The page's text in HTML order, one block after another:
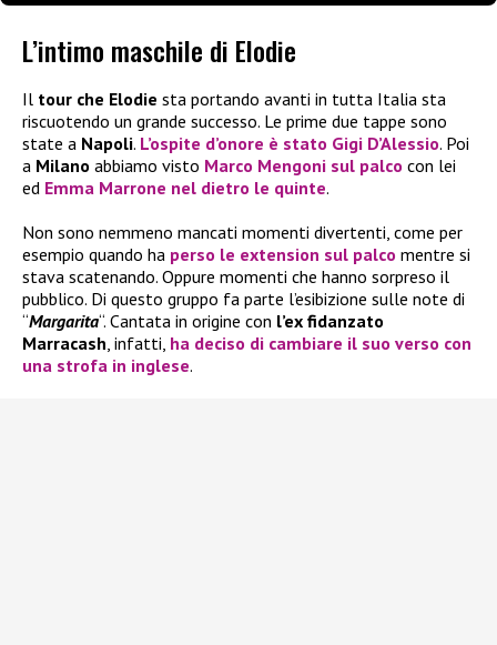
L’intimo maschile di Elodie
Il tour che Elodie sta portando avanti in tutta Italia sta
riscuotendo un grande successo. Le prime due tappe sono
state a Napoli. L’ospite d’onore è stato Gigi D’Alessio. Poi
a Milano abbiamo visto Marco Mengoni sul palco con lei
ed Emma Marrone nel dietro le quinte.
Non sono nemmeno mancati momenti divertenti, come per
esempio quando ha perso le extension sul palco mentre si
stava scatenando. Oppure momenti che hanno sorpreso il
pubblico. Di questo gruppo fa parte l’esibizione sulle note di
“Margarita“. Cantata in origine con l’ex fidanzato
Marracash, infatti, ha deciso di cambiare il suo verso con
una strofa in inglese.